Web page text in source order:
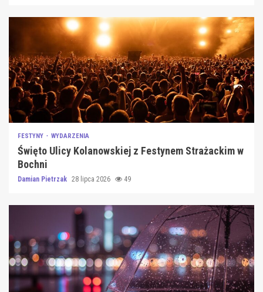
FESTYNY WYDARZENIA
Święto Ulicy Kolanowskiej z Festynem Strażackim w
Bochni
Damian Pietrzak 28 lipca 2026 49